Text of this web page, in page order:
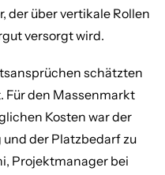
der über vertikale Rollen
versorgt wird.
schätzten
Für den Massenmarkt
Kosten war der
der Platzbedarf zu
Projektmanager bei